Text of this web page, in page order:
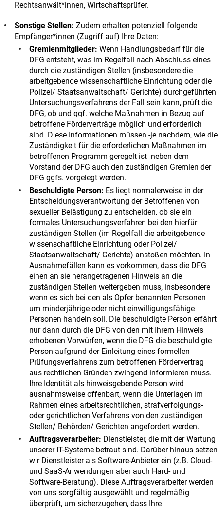
Rechtsanwält*innen, Wirtschaftsprüfer.
Sonstige Stellen: Zudem erhalten potenziell folgende
Empfänger*innen (Zugriff auf) Ihre Daten:
Gremienmitglieder: Wenn Handlungsbedarf für die
DFG entsteht, was im Regelfall nach Abschluss eines
durch die zuständigen Stellen (insbesondere die
arbeitgebende wissenschaftliche Einrichtung oder die
Polizei/ Staatsanwaltschaft/ Gerichte) durchgeführten
Untersuchungsverfahrens der Fall sein kann, prüft die
DFG, ob und ggf. welche Maßnahmen in Bezug auf
betroffene Förderverträge möglich und erforderlich
sind. Diese Informationen müssen -je nachdem, wie die
Zuständigkeit für die erforderlichen Maßnahmen im
betroffenen Programm geregelt ist- neben dem
Vorstand der DFG auch den zuständigen Gremien der
DFG ggfs. vorgelegt werden.
Beschuldigte Person: Es liegt normalerweise in der
Entscheidungsverantwortung der Betroffenen von
sexueller Belästigung zu entscheiden, ob sie ein
formales Untersuchungsverfahren bei den hierfür
zuständigen Stellen (im Regelfall die arbeitgebende
wissenschaftliche Einrichtung oder Polizei/
Staatsanwaltschaft/ Gerichte) anstoßen möchten. In
Ausnahmefällen kann es vorkommen, dass die DFG
einen an sie herangetragenen Hinweis an die
zuständigen Stellen weitergeben muss, insbesondere
wenn es sich bei den als Opfer benannten Personen
um minderjährige oder nicht einwilligungsfähige
Personen handeln soll. Die beschuldigte Person erfährt
nur dann durch die DFG von den mit Ihrem Hinweis
erhobenen Vorwürfen, wenn die DFG die beschuldigte
Person aufgrund der Einleitung eines formellen
Prüfungsverfahrens zum betroffenen Fördervertrag
aus rechtlichen Gründen zwingend informieren muss.
Ihre Identität als hinweisgebende Person wird
ausnahmsweise offenbart, wenn die Unterlagen im
Rahmen eines arbeitsrechtlichen, strafverfolgungs-
oder gerichtlichen Verfahrens von den zuständigen
Stellen/ Behörden/ Gerichten angefordert werden.
Auftragsverarbeiter: Dienstleister, die mit der Wartung
unserer IT-Systeme betraut sind. Darüber hinaus setzen
wir Dienstleister als Software-Anbieter ein (z.B. Cloud-
und SaaS-Anwendungen aber auch Hard- und
Software-Beratung). Diese Auftragsverarbeiter werden
von uns sorgfältig ausgewählt und regelmäßig
überprüft, um sicherzugehen, dass Ihre